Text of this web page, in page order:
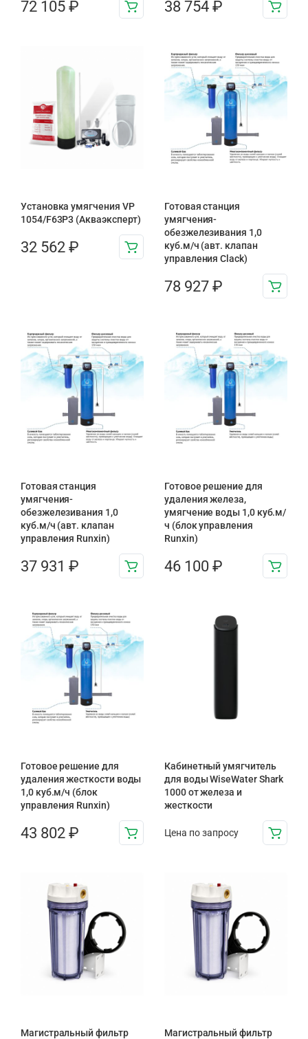
72 105 ₽ 38 754 ₽
Установка умягчения VP
1054/F63P3 (Акваэксперт)
32 562 ₽
Готовая станция
умягчения-
обезжелезивания 1,0
куб.м/ч (авт. клапан
управления Clack)
78 927 ₽
Готовая станция
умягчения-
обезжелезивания 1,0
куб.м/ч (авт. клапан
управления Runxin)
37 931 ₽
Готовое решение для
удаления железа,
умягчение воды 1,0 куб.м/
ч (блок управления
Runxin)
46 100 ₽
Готовое решение для
удаления жесткости воды
1,0 куб.м/ч (блок
управления Runxin)
43 802 ₽
Кабинетный умягчитель
для воды WiseWater Shark
1000 от железа и
жесткости
Цена по запросу
Магистральный фильтр
Магистральный фильтр